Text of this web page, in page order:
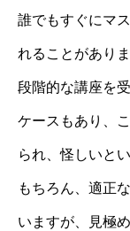
誰でもすぐにマ
れることがありま
段階的な講座を
ケースもあり、
られ、怪しいと
もちろん、適正
いますが、見極